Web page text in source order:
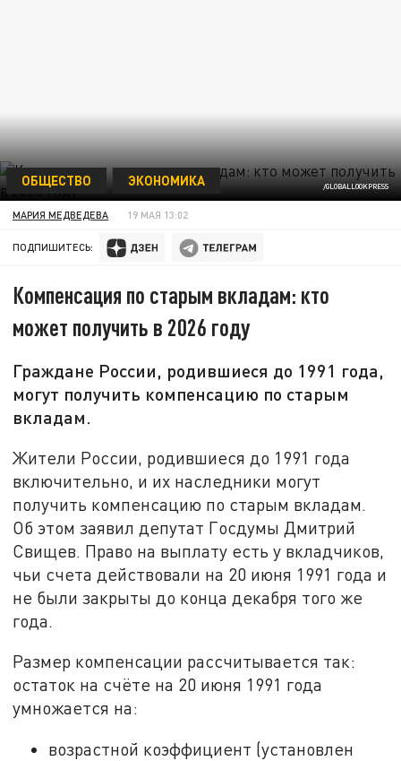
/GLOBALLOOKPRESS
ОБЩЕСТВО ЭКОНОМИКА
МАРИЯ МЕДВЕДЕВА 19 МАЯ 13:02
ПОДПИШИТЕСЬ:
Компенсация по старым вкладам: кто
может получить в 2026 году
Граждане России, родившиеся до 1991 года,
могут получить компенсацию по старым
вкладам.
Жители России, родившиеся до 1991 года
включительно, и их наследники могут
получить компенсацию по старым вкладам.
Об этом заявил депутат Госдумы Дмитрий
Свищев. Право на выплату есть у вкладчиков,
чьи счета действовали на 20 июня 1991 года и
не были закрыты до конца декабря того же
года.
Размер компенсации рассчитывается так:
остаток на счёте на 20 июня 1991 года
умножается на:
возрастной коэффициент (установлен